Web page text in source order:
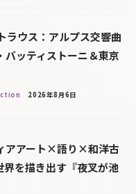
ラウス：アルプス交響曲
バッティストーニ＆東京
2026年8月6日
アアート×語り×和洋古
界を描き出す『夜叉が池